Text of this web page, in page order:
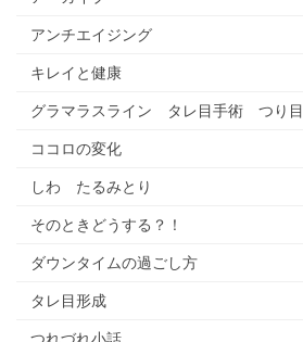
アンチエイジング
キレイと健康
グラマラスライン タレ目手術 つり目
ココロの変化
しわ たるみとり
そのときどうする？！
ダウンタイムの過ごし方
タレ目形成
つれづれ小話